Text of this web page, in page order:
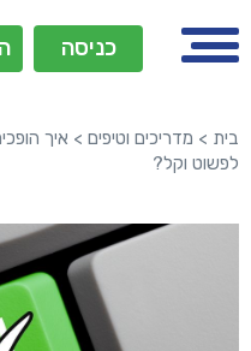
כניסה
בית > מדריכים וטיפים> איך
לפשוט וקל?